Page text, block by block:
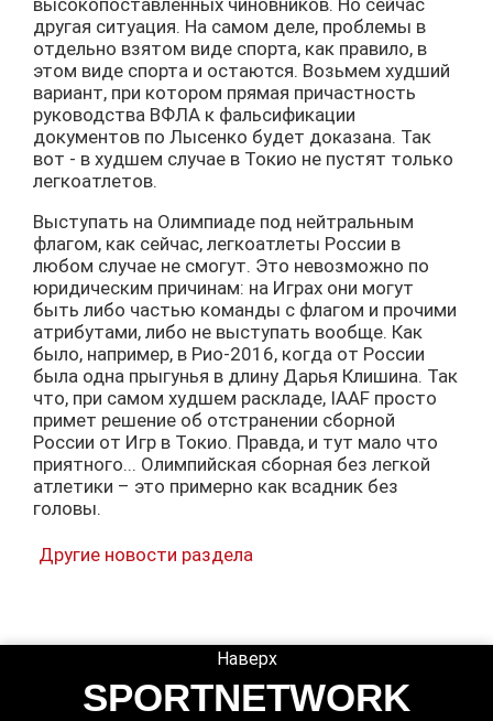
другая ситуация. На самом деле, проблемы в
отдельно взятом виде спорта, как правило, в
этом виде спорта и остаются. Возьмем худший
вариант, при котором прямая причастность
руководства ВФЛА к фальсификации
документов по Лысенко будет доказана. Так
вот - в худшем случае в Токио не пустят только
легкоатлетов.
Выступать на Олимпиаде под нейтральным
флагом, как сейчас, легкоатлеты России в
любом случае не смогут. Это невозможно по
юридическим причинам: на Играх они могут
быть либо частью команды с флагом и прочими
атрибутами, либо не выступать вообще. Как
было, например, в Рио-2016, когда от России
была одна прыгунья в длину Дарья Клишина. Так
что, при самом худшем раскладе, IAAF просто
примет решение об отстранении сборной
России от Игр в Токио. Правда, и тут мало что
приятного... Олимпийская сборная без легкой
атлетики – это примерно как всадник без
головы.
Другие новости раздела
SPORTNETWORK
Наверх